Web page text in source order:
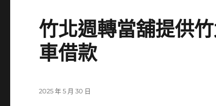
竹北週轉當舖提供
車借款
發
2025 年 5 月 30 日